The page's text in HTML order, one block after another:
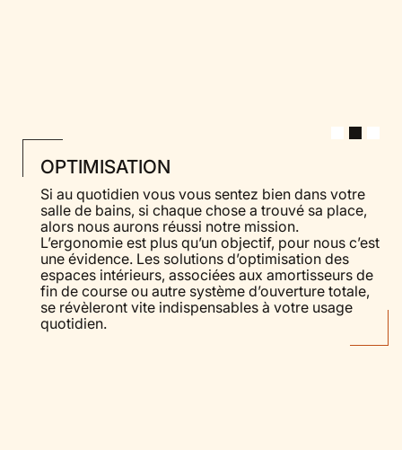
OPTIMISATION
Si au quotidien vous vous sentez bien dans votre
salle de bains, si chaque chose a trouvé sa place,
alors nous aurons réussi notre mission.
L’ergonomie est plus qu’un objectif, pour nous c’est
une évidence. Les solutions d’optimisation des
espaces intérieurs, associées aux amortisseurs de
fin de course ou autre système d’ouverture totale,
se révèleront vite indispensables à votre usage
quotidien.